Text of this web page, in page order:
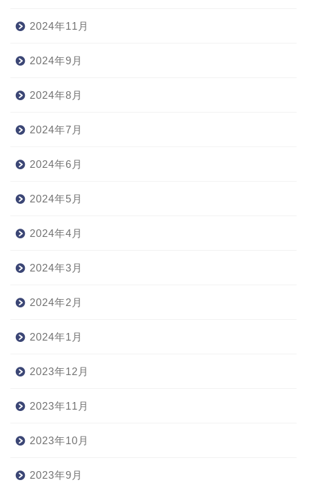
2024年11月
2024年9月
2024年8月
2024年7月
2024年6月
2024年5月
2024年4月
2024年3月
2024年2月
2024年1月
2023年12月
2023年11月
2023年10月
2023年9月